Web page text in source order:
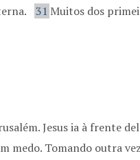
31 Muitos dos
Jesus ia à frente
medo. Tomando outra